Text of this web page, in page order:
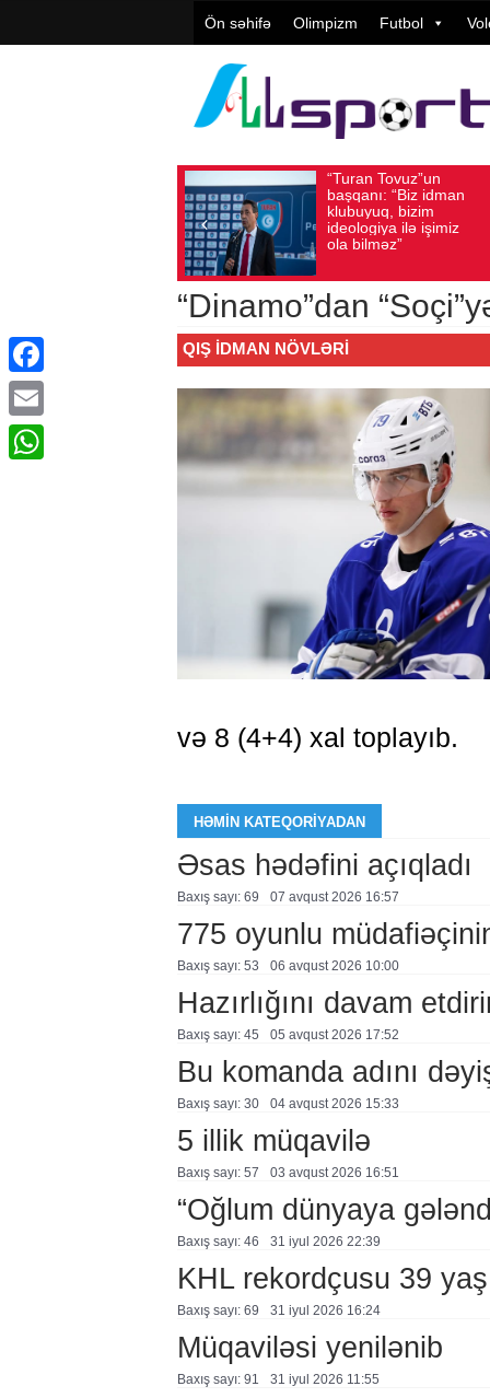
Ön səhifə Olimpizm Futbol
başqanı: “Biz idman
klubuyuq, bizim
ideologiya ilə işimiz
ola bilməz”
Avqust 05, 2026
“Dinamo”dan
QIŞ IDMAN NÖVLƏRI
və 8 (4+4) xal toplayıb.
HƏMIN KATEQORIYADAN
Əsas hədəfini açıqladı
Baxış sayı: 69 07 avqust 2026 16:57
775 oyunlu
Baxış sayı: 53 06 avqust 2026 10:00
Hazırlığını davam
Baxış sayı: 45 05 avqust 2026 17:52
Bu komanda adını
Baxış sayı: 30 04 avqust 2026 15:33
5 illik müqavilə
Baxış sayı: 57 03 avqust 2026 16:51
“Oğlum dünyaya
Baxış sayı: 46 31 i̇yul 2026 22:39
KHL rekordçusu 39
Baxış sayı: 69 31 i̇yul 2026 16:24
Müqaviləsi yenilənib
Baxış sayı: 91 31 i̇yul 2026 11:55
Facebook
Email